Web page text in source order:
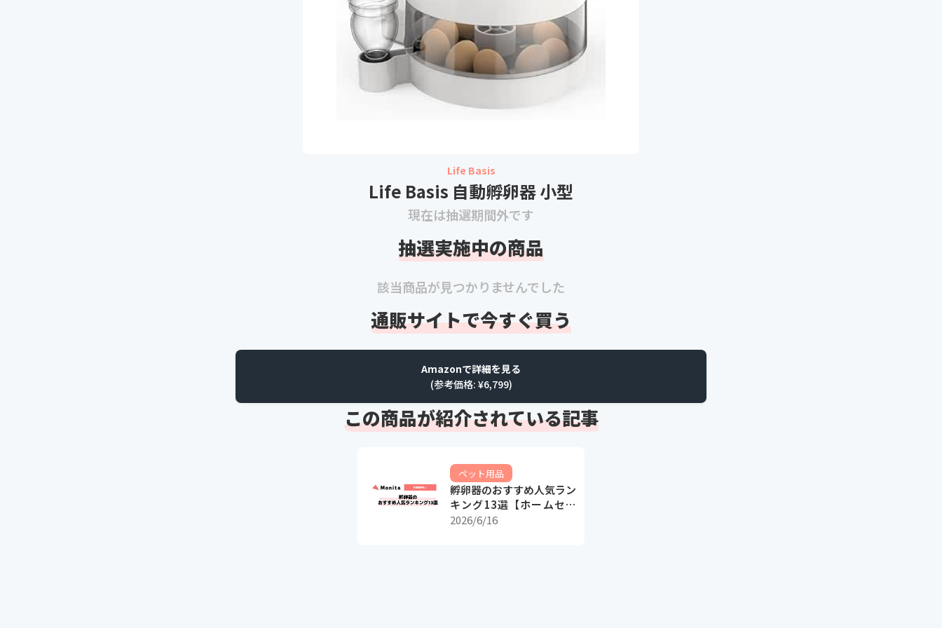
Life Basis
Life Basis 自動孵卵器 小型
現在は抽選期間外です
抽選実施中の商品
該当商品が見つかりませんでした
通販サイトで今すぐ買う
Amazonで詳細を見る
(参考価格: ¥6,799)
この商品が紹介されている記事
ペット用品
孵卵器のおすすめ人気ラン
キング13選【ホームセン
ターで買える爬虫類用孵化
2026/6/16